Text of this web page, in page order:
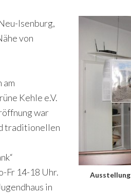
Ausstellung
Isenburg,
von
am
Kehle e.V.
war
traditionellen
Fr 14-18 Uhr.
in